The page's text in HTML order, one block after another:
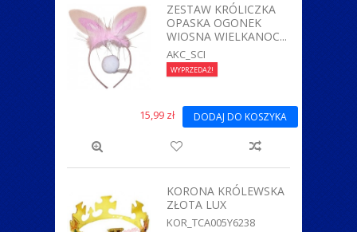
ZESTAW KRÓLICZKA
OPASKA OGONEK
WIOSNA WIELKANOC...
AKC_SCI
WYPRZEDAŻ!
15,99 zł DODAJ DO KOSZYKA
KORONA KRÓLEWSKA
ZŁOTA LUX
KOR_TCA005Y6238